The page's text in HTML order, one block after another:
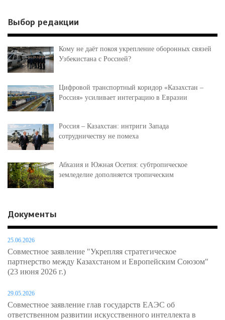
Выбор редакции
Кому не даёт покоя укрепление оборонных связей
Узбекистана с Россией?
Цифровой транспортный коридор «Казахстан –
Россия» усиливает интеграцию в Евразии
Россия – Казахстан: интриги Запада
сотрудничеству не помеха
Абхазия и Южная Осетия: субтропическое
земледелие дополняется тропическим
Документы
25.06.2026
Совместное заявление "Укрепляя стратегическое
партнерство между Казахстаном и Европейским Союзом"
(23 июня 2026 г.)
29.05.2026
Совместное заявление глав государств ЕАЭС об
ответственном развитии искусственного интеллекта в